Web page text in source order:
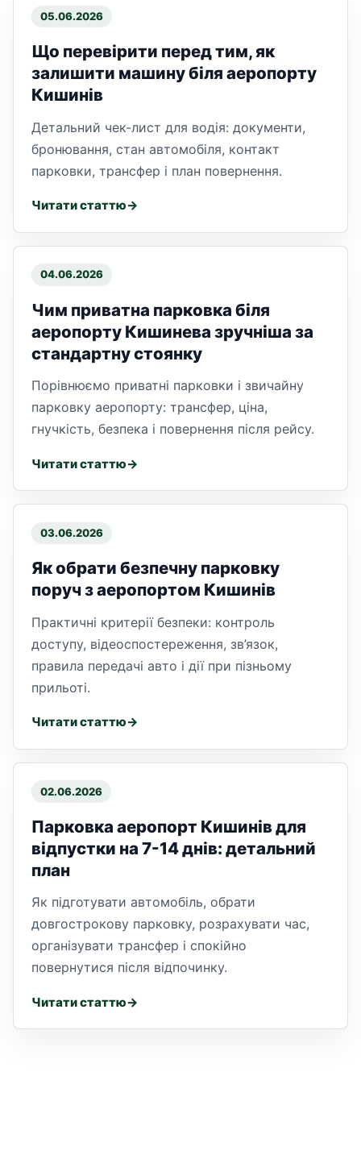
05.06.2026
Що перевірити перед тим, як
залишити машину біля аеропорту
Кишинів
Детальний чек-лист для водія: документи,
бронювання, стан автомобіля, контакт
парковки, трансфер і план повернення.
Читати статтю
04.06.2026
Чим приватна парковка біля
аеропорту Кишинева зручніша за
стандартну стоянку
Порівнюємо приватні парковки і звичайну
парковку аеропорту: трансфер, ціна,
гнучкість, безпека і повернення після рейсу.
Читати статтю
03.06.2026
Як обрати безпечну парковку
поруч з аеропортом Кишинів
Практичні критерії безпеки: контроль
доступу, відеоспостереження, зв’язок,
правила передачі авто і дії при пізньому
прильоті.
Читати статтю
02.06.2026
Парковка аеропорт Кишинів для
відпустки на 7-14 днів: детальний
план
Як підготувати автомобіль, обрати
довгострокову парковку, розрахувати час,
організувати трансфер і спокійно
повернутися після відпочинку.
Читати статтю